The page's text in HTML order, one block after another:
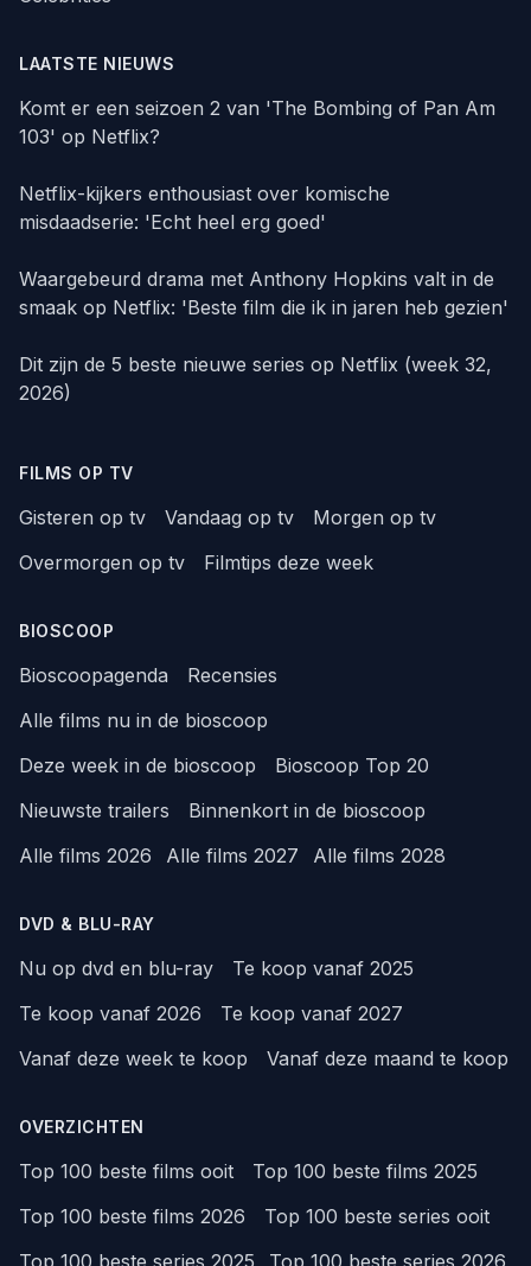
LAATSTE NIEUWS
Komt er een seizoen 2 van 'The Bombing of Pan Am
103' op Netflix?
Netflix-kijkers enthousiast over komische
misdaadserie: 'Echt heel erg goed'
Waargebeurd drama met Anthony Hopkins valt in de
smaak op Netflix: 'Beste film die ik in jaren heb gezien'
Dit zijn de 5 beste nieuwe series op Netflix (week 32,
2026)
FILMS OP TV
Gisteren op tv Vandaag op tv
Morgen op tv
Overmorgen op tv
Filmtips deze week
BIOSCOOP
Bioscoopagenda
Recensies
Alle films nu in de bioscoop
Deze week in de bioscoop
Bioscoop Top 20
Nieuwste trailers
Binnenkort in de bioscoop
Alle films 2026
Alle films 2027 Alle films 2028
DVD & BLU-RAY
Nu op dvd en blu-ray
Te koop vanaf 2025
Te koop vanaf 2026
Te koop vanaf 2027
Vanaf deze week te koop
Vanaf deze maand te koop
OVERZICHTEN
Top 100 beste films ooit
Top 100 beste films 2025
Top 100 beste films 2026
Top 100 beste series ooit